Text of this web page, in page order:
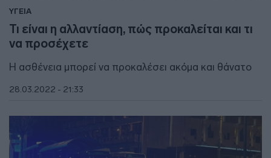
ΥΓΕΙΑ
Τι είναι η αλλαντίαση, πώς προκαλείται και τι
να προσέχετε
Η ασθένεια μπορεί να προκαλέσει ακόμα και θάνατο
28.03.2022 - 21:33